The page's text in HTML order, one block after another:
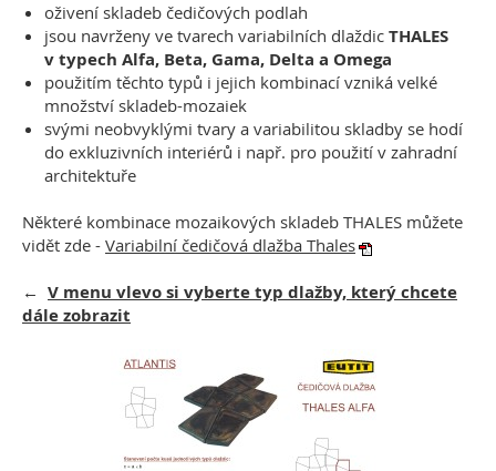
oživení skladeb čedičových podlah
jsou navrženy ve tvarech variabilních dlaždic THALES
v typech Alfa, Beta, Gama, Delta a Omega
použitím těchto typů i jejich kombinací vzniká velké
množství skladeb-mozaiek
svými neobvyklými tvary a variabilitou skladby se hodí
do exkluzivních interiérů i např. pro použití v zahradní
architektuře
Některé kombinace mozaikových skladeb THALES můžete
vidět zde - Variabilní čedičová dlažba Thales
← V menu vlevo si vyberte typ dlažby, který chcete
dále zobrazit